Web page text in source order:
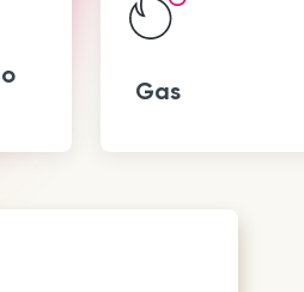
Gas